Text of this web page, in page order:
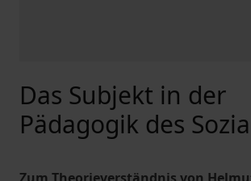
Das Subjekt in der
Pädagogik des